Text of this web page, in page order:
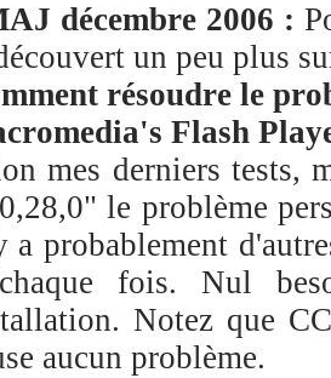
décembre 2006 :
un peu plus
résoudre le
Flash
mes derniers tests,
le problème
a probablement
fois. Nul
Notez que
aucun problème.